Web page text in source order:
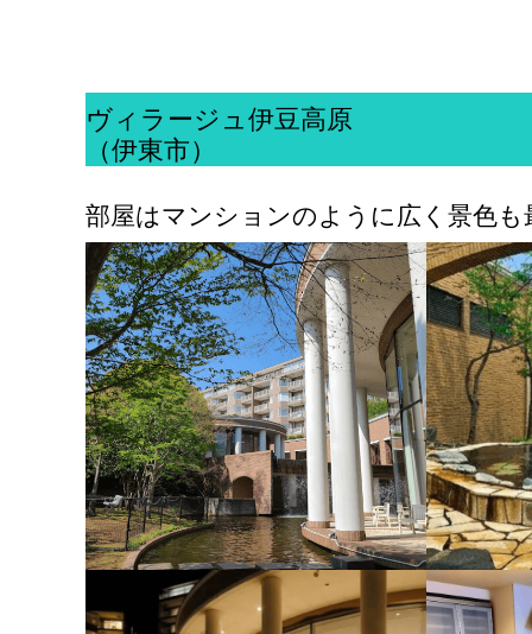
ヴィラージュ伊豆高原
（伊東市）
部屋はマンションのように広く景色も